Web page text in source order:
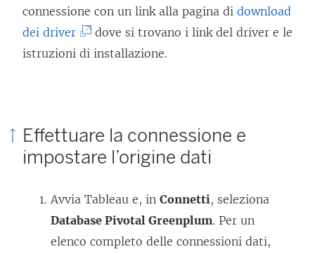
connessione con un link alla pagina di download
dei driver(
l
l
g
a
m
dove si trovano i link del driver e le
istruzioni di installazione.
Effettuare la connessione e
impostare l’origine dati
Avvia Tableau e, in Connetti, seleziona
Database Pivotal Greenplum. Per un
elenco completo delle connessioni dati,